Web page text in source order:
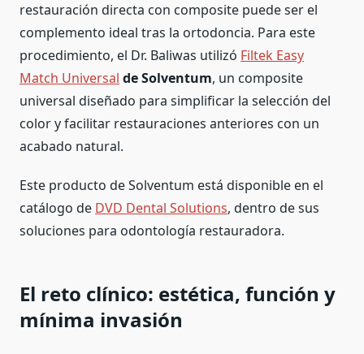
restauración directa con composite puede ser el
complemento ideal tras la ortodoncia. Para este
procedimiento, el Dr. Baliwas utilizó Filtek Easy
Match Universal de Solventum, un composite
universal diseñado para simplificar la selección del
color y facilitar restauraciones anteriores con un
acabado natural.
Este producto de Solventum está disponible en el
catálogo de DVD Dental Solutions, dentro de sus
soluciones para odontología restauradora.
El reto clínico: estética, función y
mínima invasión